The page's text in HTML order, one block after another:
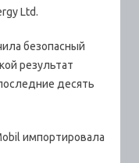
Ltd.
безопасный
результат
десять
импортировала